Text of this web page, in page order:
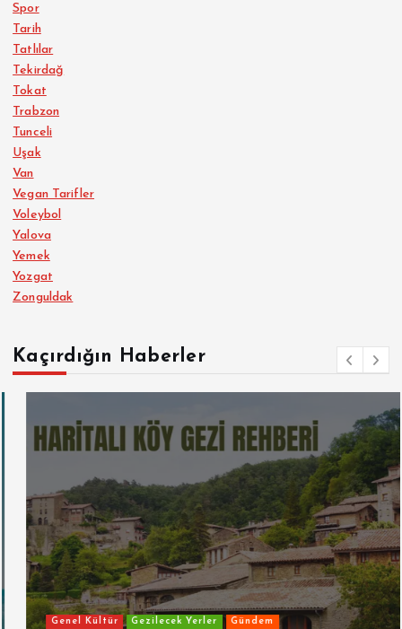
Spor
Tarih
Tatlılar
Tekirdağ
Tokat
Trabzon
Tunceli
Uşak
Van
Vegan Tarifler
Voleybol
Yalova
Yemek
Yozgat
Zonguldak
Kaçırdığın Haberler
Genel Kültür Gezilecek Yerler Gündem